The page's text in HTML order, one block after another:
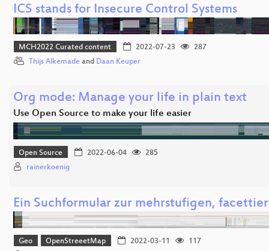
ICS stands for Insecure Control Systems
MCH2022 Curated content 2022-07-23
287
Thijs Alkemade and Daan Keuper
Org mode: Manage your life in plain text
Use Open Source to make your life easier
Open Source 2022-06-04
285
rainerkoenig
Ein Suchformular zur mehrstufigen,
Geo OpenStreeetMap 2022-03-11
117